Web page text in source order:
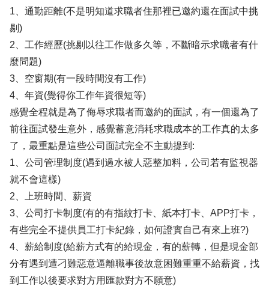
1、通勤距離(不是明知道求職者住那裡已邀約還在面試中挑
剔)
2、工作經歷(挑剔以往工作做多久等，不斷暗示求職者有什
麼問題)
3、空窗期(有一段時間沒有工作)
4、年資(覺得你工作年資很短等)
感覺全程就是為了侮辱求職者而邀約的面試，有一個還為了
前往面試發生意外，感覺蓄意消耗求職成本的工作真的太多
了，最重點是這些公司面試完全不主動提到:
1、公司管理制度(遇到過水被人惡整加料，公司若有監視器
就不會這樣)
2、上班時間、薪資
3、公司打卡制度(有的有指紋打卡、紙本打卡、APP打卡，
有些完全不提供員工打卡紀錄，如何證實自己有來上班?)
4、薪給制度(給薪方式有的給現金，有的薪轉，但是現金部
分有遇到遭刁難惡意逼離職事後故意困難重重不給薪資，找
到工作以後要求對方用匯款對方不願意)